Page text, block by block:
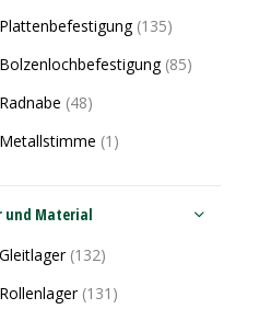
Plattenbefestigung (135)
Bolzenlochbefestigung (85)
Radnabe (48)
Metallstimme (1)
und Material
Gleitlager (132)
Rollenlager (131)